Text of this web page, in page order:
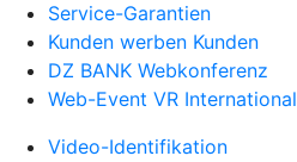
Service-Garantien
Kunden werben Kunden
DZ BANK Webkonferenz
Web-Event VR International
Video-Identifikation